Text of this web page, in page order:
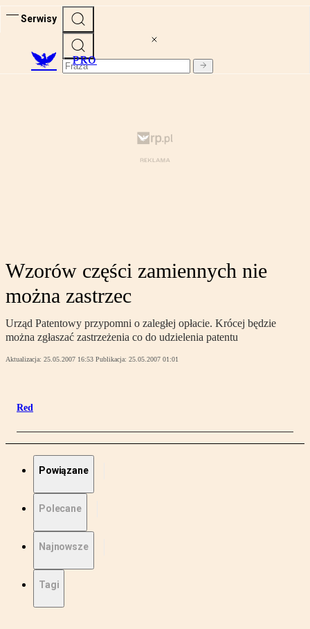
Serwisy
PRO
Wzorów części zamiennych nie
można zastrzec
Urząd Patentowy przypomni o zaległej opłacie. Krócej będzie
można zgłaszać zastrzeżenia co do udzielenia patentu
Aktualizacja: 25.05.2007 16:53 Publikacja: 25.05.2007 01:01
Red
Powiązane
Polecane
Najnowsze
Tagi